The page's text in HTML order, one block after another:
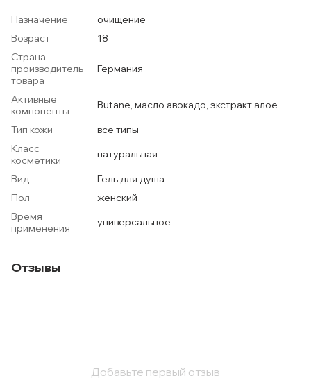
Назначение
очищение
Возраст
18
Страна-
производитель
товара
Германия
Активные
компоненты
Butane, масло авокадо, экстракт алое
Тип кожи
все типы
Класс
косметики
натуральная
Вид
Гель для душа
Пол
женский
Время
применения
универсальное
Отзывы
Добавьте первый отзыв